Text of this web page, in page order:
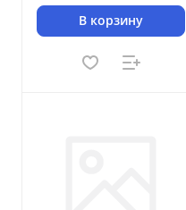
В корзину